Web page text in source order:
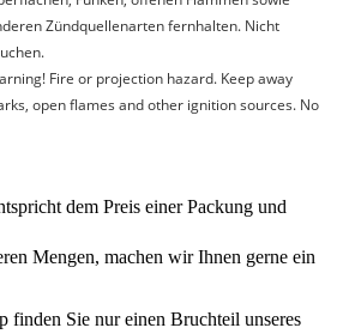
Zündquellenarten fernhalten. Nicht
Fire or projection hazard. Keep away
open flames and other ignition sources. No
dem Preis einer Packung und
Mengen, machen wir Ihnen gerne ein
finden Sie nur einen Bruchteil unseres